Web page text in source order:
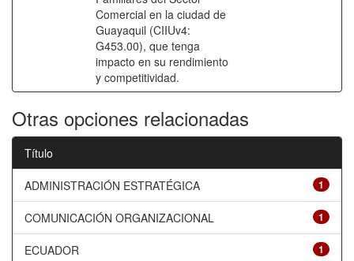
Comercial en la ciudad de
Guayaquil (CIIUv4:
G453.00), que tenga
impacto en su rendimiento
y competitividad.
Otras opciones relacionadas
Título
1
ADMINISTRACIÓN ESTRATÉGICA
1
COMUNICACIÓN ORGANIZACIONAL
1
ECUADOR